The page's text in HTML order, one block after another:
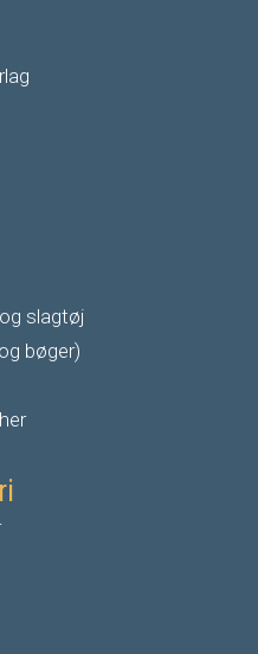
slagtøj
bøger)